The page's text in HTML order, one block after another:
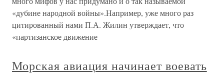
«дубине народной войны».Например, уже много раз
цитированный нами П.А. Жилин утверждает, что
«партизанское движение
Морская авиация начинает воевать